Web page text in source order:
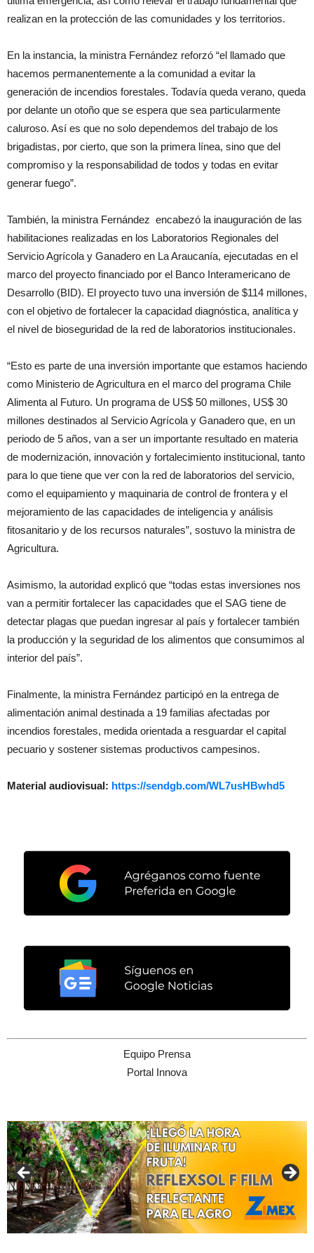
realizan en la protección de las comunidades y los territorios.
En la instancia, la ministra Fernández reforzó “el llamado que
hacemos permanentemente a la comunidad a evitar la
generación de incendios forestales. Todavía queda verano, queda
por delante un otoño que se espera que sea particularmente
caluroso. Así es que no solo dependemos del trabajo de los
brigadistas, por cierto, que son la primera línea, sino que del
compromiso y la responsabilidad de todos y todas en evitar
generar fuego”.
También, la ministra Fernández encabezó la inauguración de las
habilitaciones realizadas en los Laboratorios Regionales del
Servicio Agrícola y Ganadero en La Araucanía, ejecutadas en el
marco del proyecto financiado por el Banco Interamericano de
Desarrollo (BID). El proyecto tuvo una inversión de $114 millones,
con el objetivo de fortalecer la capacidad diagnóstica, analítica y
el nivel de bioseguridad de la red de laboratorios institucionales.
“Esto es parte de una inversión importante que estamos haciendo
como Ministerio de Agricultura en el marco del programa Chile
Alimenta al Futuro. Un programa de US$ 50 millones, US$ 30
millones destinados al Servicio Agrícola y Ganadero que, en un
periodo de 5 años, van a ser un importante resultado en materia
de modernización, innovación y fortalecimiento institucional, tanto
para lo que tiene que ver con la red de laboratorios del servicio,
como el equipamiento y maquinaria de control de frontera y el
mejoramiento de las capacidades de inteligencia y análisis
fitosanitario y de los recursos naturales”, sostuvo la ministra de
Agricultura.
Asimismo, la autoridad explicó que “todas estas inversiones nos
van a permitir fortalecer las capacidades que el SAG tiene de
detectar plagas que puedan ingresar al país y fortalecer también
la producción y la seguridad de los alimentos que consumimos al
interior del país”.
Finalmente, la ministra Fernández participó en la entrega de
alimentación animal destinada a 19 familias afectadas por
incendios forestales, medida orientada a resguardar el capital
pecuario y sostener sistemas productivos campesinos.
Material audiovisual: https://sendgb.com/WL7usHBwhd5
Equipo Prensa
Portal Innova